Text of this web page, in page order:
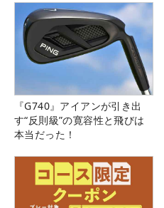
『G740』アイアンが引き出
す“反則級”の寛容性と飛びは
本当だった！